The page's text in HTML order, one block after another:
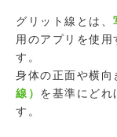
グリット線とは、
用のアプリを使用
す。
身体の正面や横向
線） を基準にどれ
す。